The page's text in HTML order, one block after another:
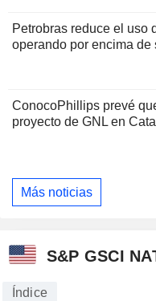
Petrobras reduce el uso
operando por encima de
ConocoPhillips prevé
proyecto de GNL en
Más noticias
S&P GSCI
Índice